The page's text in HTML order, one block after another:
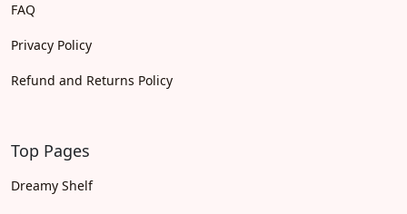
FAQ
Privacy Policy
Refund and Returns Policy
Top Pages
Dreamy Shelf